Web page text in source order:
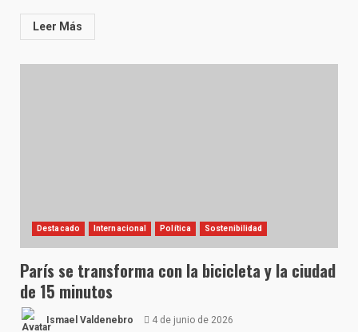
Leer Más
Destacado Internacional Política Sostenibilidad
París se transforma con la bicicleta y la ciudad
de 15 minutos
Ismael Valdenebro 4 de junio de 2026